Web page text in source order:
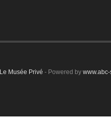
Le Musée Privé - Powered by